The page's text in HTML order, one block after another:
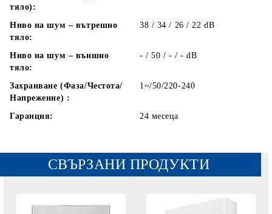
тяло):
Ниво на шум – вътрешно
тяло:
38 / 34 / 26 / 22dB
Ниво на шум – външно
тяло:
- / 50 / - / -dB
Захранване (Фаза/Честота/
Напрежение) :
1~/50/220-240
Гаранция: 24 месеца
СВЪРЗАНИ ПРОДУКТИ